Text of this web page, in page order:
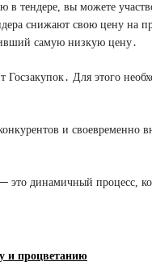
в тендере, вы можете
снижают свою цену на
самую низкую цену․
Госзакупок․ Для этого
и своевременно
это динамичный процесс,
и процветанию